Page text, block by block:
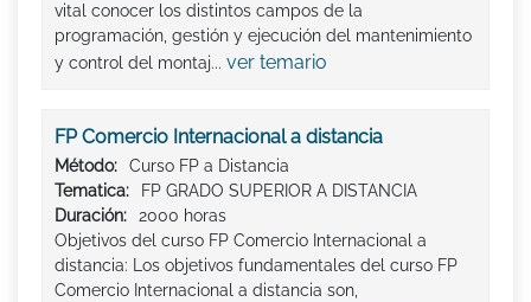
vital conocer los distintos campos de la
programación, gestión y ejecución del mantenimiento
y control del montaj... ver temario
FP Comercio Internacional a distancia
Método:
Curso FP a Distancia
Tematica:
FP GRADO SUPERIOR A DISTANCIA
Duración:
2000 horas
Objetivos del curso FP Comercio Internacional a
distancia: Los objetivos fundamentales del curso FP
Comercio Internacional a distancia son,